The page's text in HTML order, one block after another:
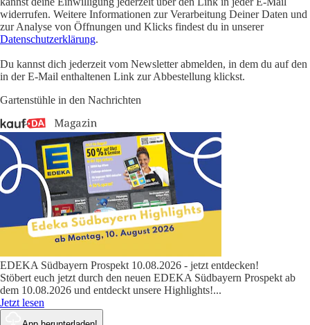
widerrufen. Weitere Informationen zur Verarbeitung Deiner Daten und
zur Analyse von Öffnungen und Klicks findest du in unserer
Datenschutzerklärung.
Du kannst dich jederzeit vom Newsletter abmelden, in dem du auf den
in der E-Mail enthaltenen Link zur Abbestellung klickst.
Gartenstühle in den Nachrichten
EDEKA Südbayern Prospekt 10.08.2026 - jetzt entdecken!
Stöbert euch jetzt durch den neuen EDEKA Südbayern Prospekt ab
dem 10.08.2026 und entdeckt unsere Highlights!...
Jetzt lesen